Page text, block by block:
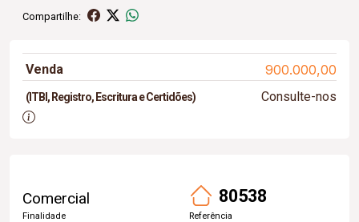
Compartilhe:
Venda 900.000,00
(ITBI, Registro, Escritura e Certidões) Consulte-nos
Comercial
Finalidade
80538
Referência